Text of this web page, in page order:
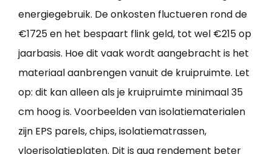
energiegebruik. De onkosten fluctueren rond de
€1725 en het bespaart flink geld, tot wel €215 op
jaarbasis. Hoe dit vaak wordt aangebracht is het
materiaal aanbrengen vanuit de kruipruimte. Let
op: dit kan alleen als je kruipruimte minimaal 35
cm hoog is. Voorbeelden van isolatiematerialen
zijn EPS parels, chips, isolatiematrassen,
vloerisolatieplaten. Dit is qua rendement beter